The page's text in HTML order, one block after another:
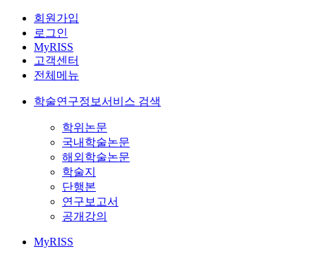
회원가입
로그인
MyRISS
고객센터
전체메뉴
학술연구정보서비스 검색
학위논문
국내학술논문
해외학술논문
학술지
단행본
연구보고서
공개강의
MyRISS